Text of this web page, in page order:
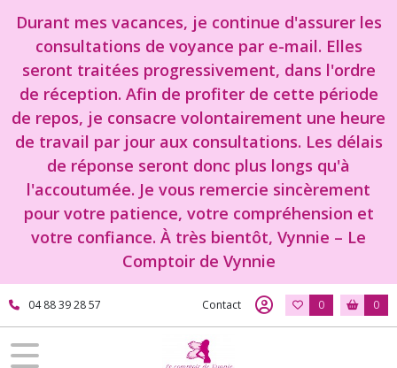
Durant mes vacances, je continue d'assurer les
consultations de voyance par e-mail. Elles
seront traitées progressivement, dans l'ordre
de réception. Afin de profiter de cette période
de repos, je consacre volontairement une heure
de travail par jour aux consultations. Les délais
de réponse seront donc plus longs qu'à
l'accoutumée. Je vous remercie sincèrement
pour votre patience, votre compréhension et
votre confiance. À très bientôt, Vynnie – Le
Comptoir de Vynnie
04 88 39 28 57 Contact 0 0